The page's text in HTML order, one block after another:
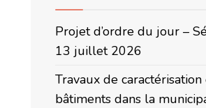
Projet d’ordre du jour –
13 juillet 2026
Travaux de caractérisation
bâtiments dans la